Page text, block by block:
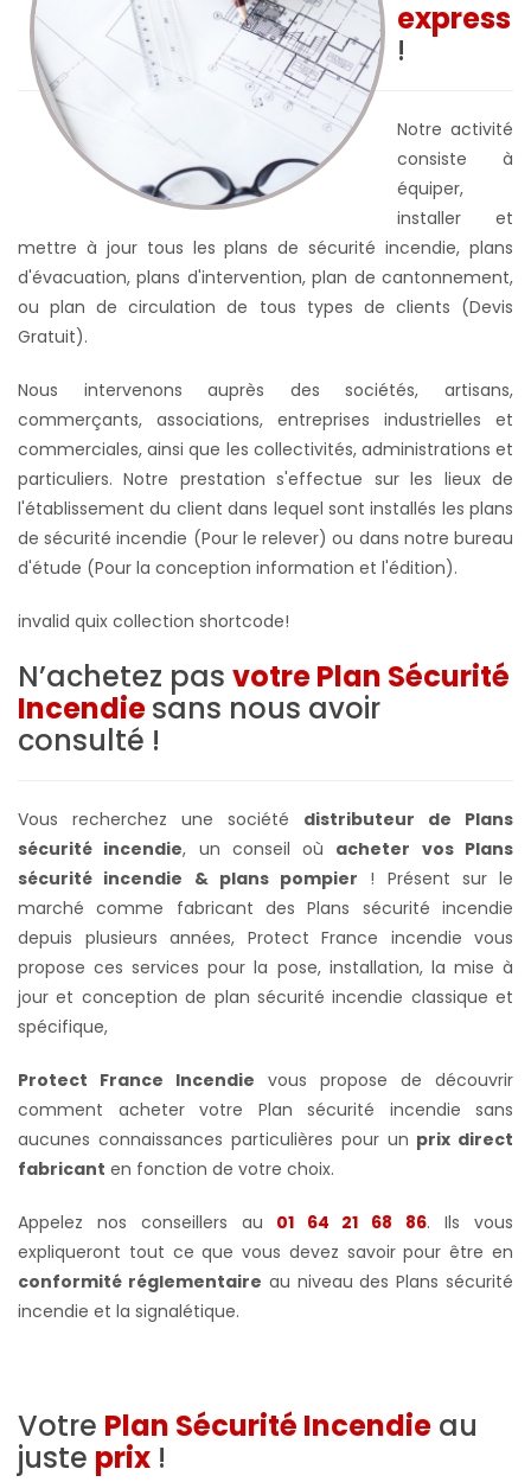
express
!
Notre activité
consiste à
équiper,
installer et
mettre à jour tous les plans de sécurité incendie, plans
d'évacuation, plans d'intervention, plan de cantonnement,
ou plan de circulation de tous types de clients (Devis
Gratuit).
Nous intervenons auprès des sociétés, artisans,
commerçants, associations, entreprises industrielles et
commerciales, ainsi que les collectivités, administrations et
particuliers. Notre prestation s'effectue sur les lieux de
l'établissement du client dans lequel sont installés les plans
de sécurité incendie (Pour le relever) ou dans notre bureau
d'étude (Pour la conception information et l'édition).
invalid quix collection shortcode!
N’achetez pas votre Plan Sécurité
Incendiesans nous avoir
consulté !
Vous recherchez une société distributeur de Plans
sécurité incendie, un conseil où acheter vos Plans
sécurité incendie & plans pompier ! Présent sur le
marché comme fabricant des Plans sécurité incendie
depuis plusieurs années, Protect France incendie vous
propose ces services pour la pose, installation, la mise à
jour et conception de plan sécurité incendie classique et
spécifique,
Protect France Incendie vous propose de découvrir
comment acheter votre Plan sécurité incendie sans
aucunes connaissances particulières pour un prix direct
fabricant en fonction de votre choix.
Appelez nos conseillers au 01 64 21 68 86. Ils vous
expliqueront tout ce que vous devez savoir pour être en
conformité réglementaire au niveau des Plans sécurité
incendie et la signalétique.
Votre Plan Sécurité Incendie au
juste prix !